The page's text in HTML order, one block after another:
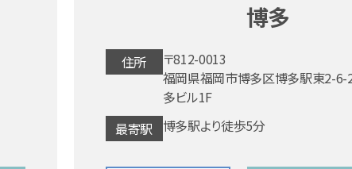
博多
住所
〒812-0013
福岡県福岡市博多区博多駅東2-6-
多ビル1F
最寄駅
博多駅より徒歩5分